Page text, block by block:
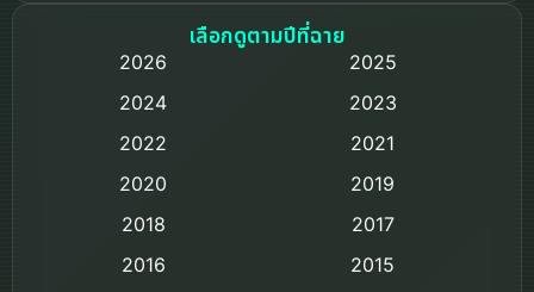
Based on a True Story เรื่องจริง
เลือกดูตามปีที่ฉาย
2026
2025
2024
2023
2022
2021
2020
2019
2018
2017
2016
2015